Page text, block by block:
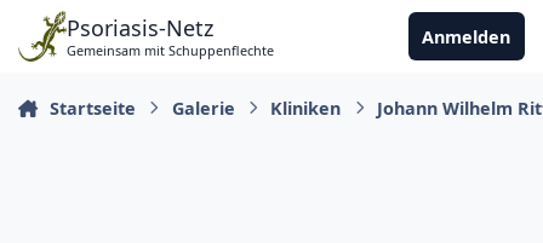
Zu Inhalt springen
Psoriasis-Netz
Gemeinsam mit Schuppenflechte
Anmelden
Startseite Galerie Kliniken Johann Wilhelm